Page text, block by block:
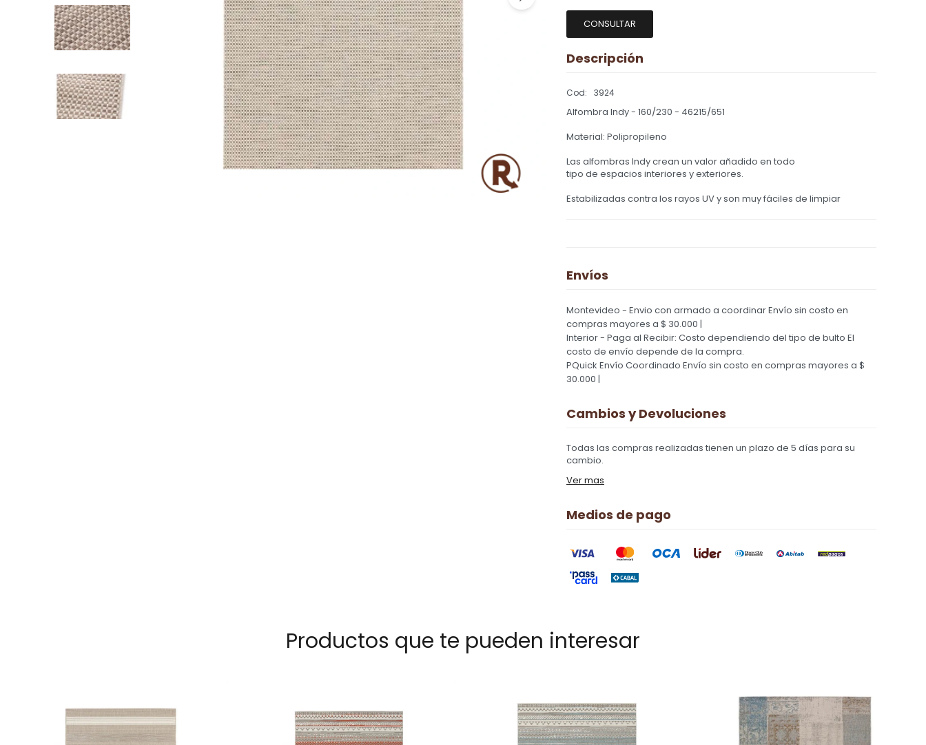
CONSULTAR
Descripción
3924
Alfombra Indy - 160/230 - 46215/651
Material: Polipropileno
Las alfombras Indy crean un valor añadido en todo
tipo de espacios interiores y exteriores.
Estabilizadas contra los rayos UV y son muy fáciles de limpiar
Envíos
Montevideo - Envio con armado a coordinarEnvío sin costo en
compras mayores a $ 30.000 |
Interior - Paga al Recibir: Costo dependiendo del tipo de bulto El
costo de envío depende de la compra.
PQuick Envío Coordinado Envío sin costo en compras mayores a $
30.000 |
Cambios y Devoluciones
Todas las compras realizadas tienen un plazo de 5 días para su
cambio.
Ver mas
Medios de pago
Productos que te pueden interesar